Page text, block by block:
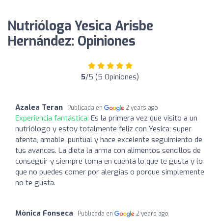
Nutrióloga Yesica Arisbe
Hernández: Opiniones
5/5 (5 Opiniones)
Azalea Teran Publicada en 2 years ago
Experiencia fantástica: Es la primera vez que visito a un
nutriólogo y estoy totalmente feliz con Yesica; super
atenta, amable, puntual y hace excelente seguimiento de
tus avances. La dieta la arma con alimentos sencillos de
conseguir y siempre toma en cuenta lo que te gusta y lo
que no puedes comer por alergias o porque simplemente
no te gusta.
Mònica Fonseca Publicada en 2 years ago